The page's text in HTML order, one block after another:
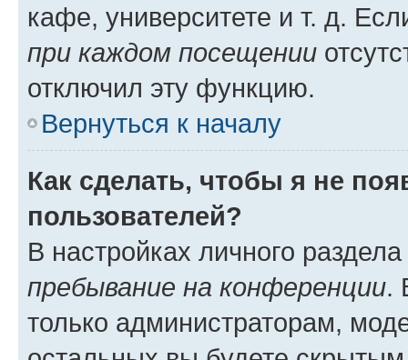
кафе, университете и т. д.
при каждом посещении
отключил эту функцию.
Вернуться к началу
Как сделать, чтобы я не
пользователей?
В настройках личного
пребывание на конференции.
только администраторам,